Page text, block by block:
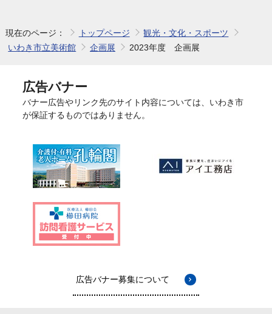
現在のページ： トップページ
観光・文化・スポーツ
いわき市立美術館
企画展 2023年度 企画展
広告バナー
バナー広告やリンク先のサイト内容については、いわき市
が保証するものではありません。
広告バナー募集について